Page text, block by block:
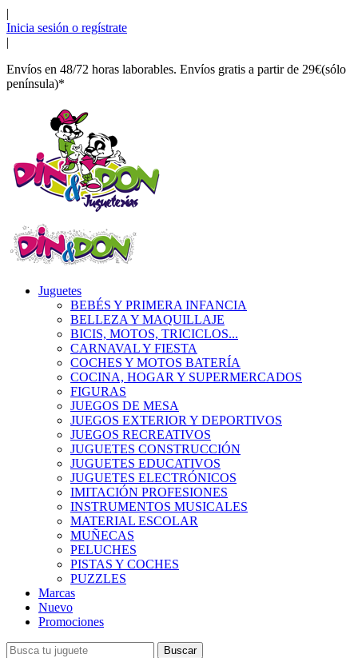
|
Inicia sesión o regístrate
|
Envíos en 48/72 horas laborables. Envíos gratis a partir de 29€(sólo
península)*
Juguetes
BEBÉS Y PRIMERA INFANCIA
BELLEZA Y MAQUILLAJE
BICIS, MOTOS, TRICICLOS...
CARNAVAL Y FIESTA
COCHES Y MOTOS BATERÍA
COCINA, HOGAR Y SUPERMERCADOS
FIGURAS
JUEGOS DE MESA
JUEGOS EXTERIOR Y DEPORTIVOS
JUEGOS RECREATIVOS
JUGUETES CONSTRUCCIÓN
JUGUETES EDUCATIVOS
JUGUETES ELECTRÓNICOS
IMITACIÓN PROFESIONES
INSTRUMENTOS MUSICALES
MATERIAL ESCOLAR
MUÑECAS
PELUCHES
PISTAS Y COCHES
PUZZLES
Marcas
Nuevo
Promociones
Buscar